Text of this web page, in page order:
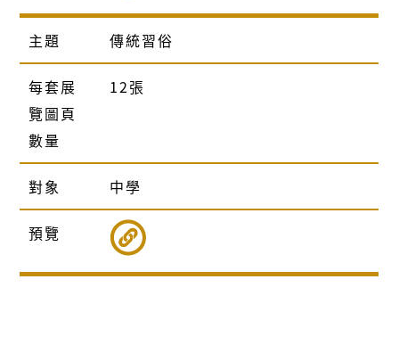
主題 傳統習俗
每套展
覽圖頁
數量
12張
對象 中學
預覽